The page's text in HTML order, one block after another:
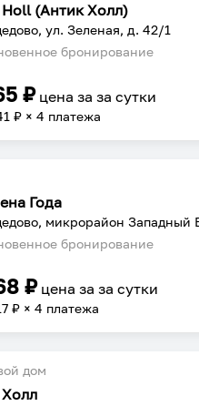
(Антик Холл)
ул. Зеленая, д. 42/1
бронирование
₽ цена заза сутки
₽ × 4 платежа
Года
бронирование
₽ цена заза сутки
₽ × 4 платежа
дом